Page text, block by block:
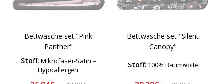
Bettwäsche set "Pink
Panther"
Stoff: Mikrofaser-Satin –
Hypoallergen
Bettwäsche set "Silent
Canopy"
Stoff: 100% Baumwolle